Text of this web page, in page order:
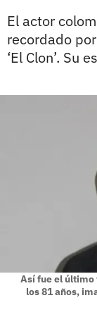
El actor
recordado
‘El Clon’. Su
Así fue el último
los 81 años,